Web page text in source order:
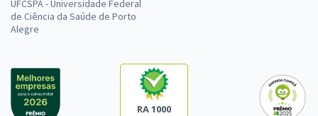
UFCSPA - Universidade Federal
de Ciência da Saúde de Porto
Alegre
RA 1000